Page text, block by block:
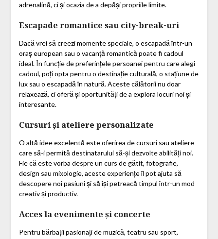
adrenalină, ci și ocazia de a depăși propriile limite.
Escapade romantice sau city-break-uri
Dacă vrei să creezi momente speciale, o escapadă într-un
oraș european sau o vacanță romantică poate fi cadoul
ideal. În funcție de preferințele persoanei pentru care alegi
cadoul, poți opta pentru o destinație culturală, o stațiune de
lux sau o escapadă în natură. Aceste călătorii nu doar
relaxează, ci oferă și oportunități de a explora locuri noi și
interesante.
Cursuri și ateliere personalizate
O altă idee excelentă este oferirea de cursuri sau ateliere
care să-i permită destinatarului să-și dezvolte abilități noi.
Fie că este vorba despre un curs de gătit, fotografie,
design sau mixologie, aceste experiențe îl pot ajuta să
descopere noi pasiuni și să își petreacă timpul într-un mod
creativ și productiv.
Acces la evenimente și concerte
Pentru bărbații pasionați de muzică, teatru sau sport,